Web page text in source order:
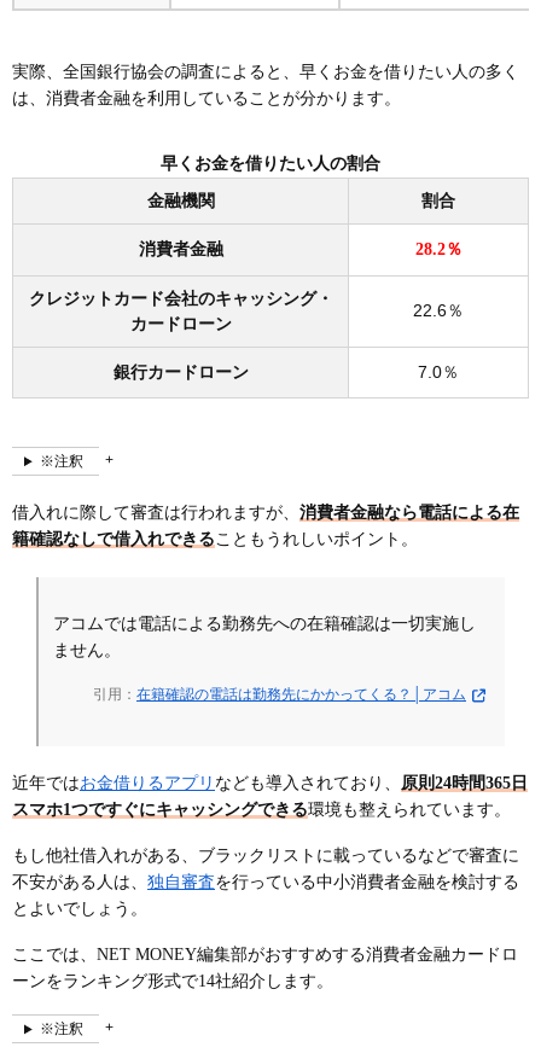
④21時までに契約手続きを完了させる
即日キャッシングのコツは審査受付時間内に余裕を
もって申し込むこと
審査受付終了の2時間前までに申し込む
土日や夜間の振込にも対応している口座を振込先に
在籍確認なしのカードローンに申し込む
申込み前に本人確認書類や収入証明書を用意してお
申込後、コールセンターへ電話して審査を優先して
即日キャッシングをしたいときの注意点
銀行は警視庁のデータベースに照合が必要なため即
日融資は難しい
即日キャッシングよりも低金利を重視したい人には
銀行カードローンがおすすめ
みずほ銀行カードローンは上限金利が年14.0％と他
行より低金利
査を行っている
楽天銀行スーパーローンは楽天会員ランクに応じて
審査優遇を受けられる
キャッシング即日に関するよくある質問
キャッシングとは?
カードローンとは?
実際、全国銀行協会の調査によると、早くお金を借りたい人の多く
は、消費者金融を利用していることが分かります。
早くお金を借りたい人の割合
金融機関 割合
消費者金融 28.2％
クレジットカード会社のキャッシング・
カードローン
22.6％
銀行カードローン 7.0％
※注釈
借入れに際して審査は行われますが、 消費者金融なら電話による在
籍確認なしで借入れできることもうれしいポイント。
アコムでは電話による勤務先への在籍確認は一切実施し
ません。
引用： 在籍確認の電話は勤務先にかかってくる？│アコム
近年ではお金借りるアプリ なども導入されており、 原則24時間365日
スマホ1つですぐにキャッシングできる環境も整えられています。
もし他社借入れがある、ブラックリストに載っているなどで審査に
不安がある人は、 独自審査を行っている中小消費者金融を検討する
とよいでしょう。
ここでは、NET MONEY編集部がおすすめする消費者金融カードロ
ーンをランキング形式で14社紹介します。
※注釈